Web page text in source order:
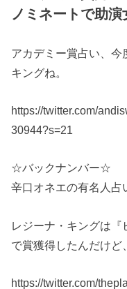
ノミネートで助演
アカデミー賞占い、今
キングね。
https://twitter.com/
30944?s=21
☆バックナンバー☆
辛口オネエの有名人占
レジーナ・キングは『
で賞獲得したんだけど、
https://twitter.com/